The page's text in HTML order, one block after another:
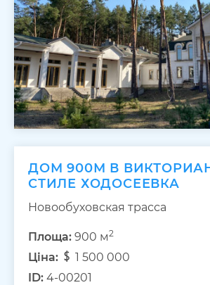
ДОМ 900М В
СТИЛЕ ХОДОСЕЕВКА
Новообуховская трасса
Площа: 900 м2
Ціна:
1 500 000
ID: 4-00201